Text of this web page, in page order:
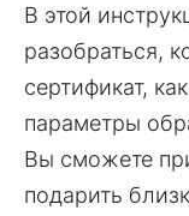
В этой
разобраться,
сертификат,
параметры
Вы сможете
подарить